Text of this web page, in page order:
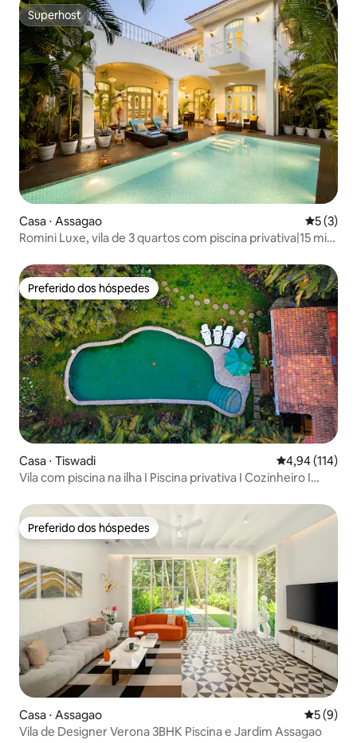
Superhost
Superhost
Casa ⋅ Assagao 5 de
5 (3)
Romini Luxe, vila de 3 quartos com piscina privativa|15 min
Preferido dos hóspedes
Preferido dos hóspedes
Casa ⋅ Tiswadi 4,94 de uma
4,94 (114)
Vila com piscina na ilha I Piscina privativa I Cozinheiro I
Preferido dos hóspedes
Preferido dos hóspedes
Casa ⋅ Assagao 5 de
5 (9)
Vila de Designer Verona 3BHK Piscina e Jardim Assagao